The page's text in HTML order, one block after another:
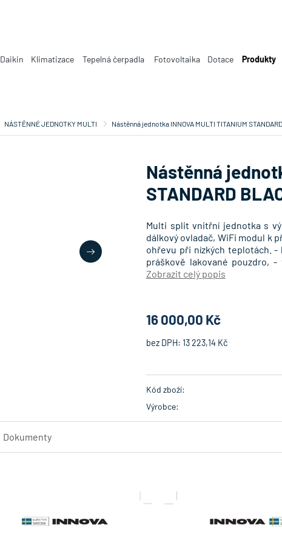
Nástěnná
STANDARD
Multi split vnitřní jednotka s
dálkový ovladač, WiFi modul k
ohřevu při nízkých teplotách.
práškově lakované pouzdro, -
expanzní ventil, - chladivo
Zobrazit celý popis
16 000,00 Kč
bez DPH: 13 223,14 Kč
Kód zboží:
Výrobce:
Dokumenty
NÁSTĚNNÉ JEDNOTKY MULTI Nástěnná jednotka INNOVA MULTI TITANIUM
Daikin Klimatizace Tepelná čerpadla Fotovoltaika Dotace Produkty